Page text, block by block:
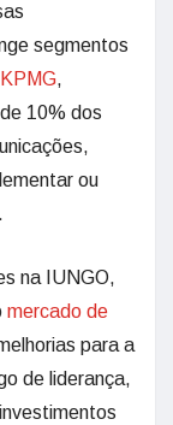
segmentos
,
10% dos
ou
na IUNGO,
mercado de
para a
de liderança,